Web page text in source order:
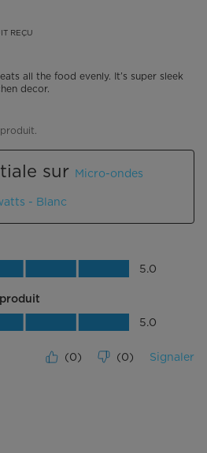
REÇU
all the food evenly. It’s super sleek
decor.
sur Micro-ondes
- Blanc
5.0 sur 5 5.0
prix du produit, 5.0
5.0
(0) (0) Signaler